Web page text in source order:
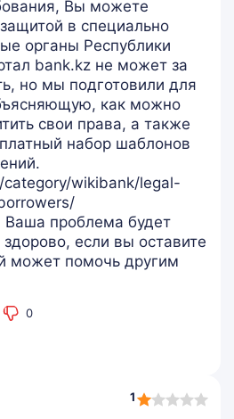
Вы можете
в специально
органы Республики
bank.kz не может за
но мы подготовили для
как можно
свои права, а также
набор шаблонов
wikibank/legal-
Ваша проблема будет
если вы оставите
может помочь другим
0
1
1,0